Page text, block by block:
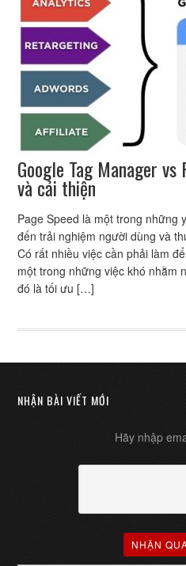
Google Tag Manager
và cải thiện
Page Speed là một trong những
đến trải nghiệm người dùng và
Có rất nhiều việc cần phải làm
một trong những việc khó nhằm
đó là tối ưu […]
NHẬN BÀI VIẾT MỚI
Hãy nhập